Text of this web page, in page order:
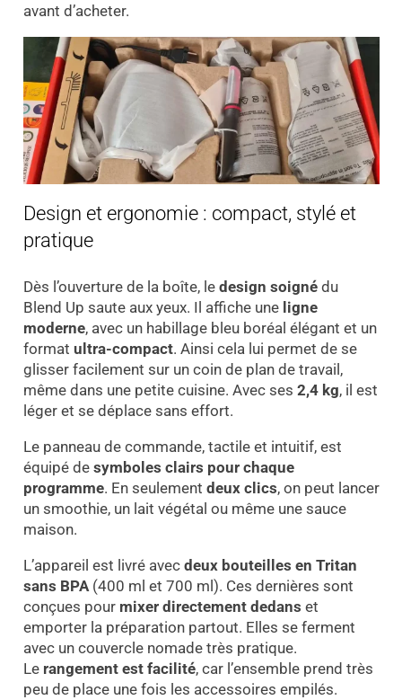
avant d’acheter.
Design et ergonomie : compact, stylé et
pratique
Dès l’ouverture de la boîte, le design soignédu
Blend Up saute aux yeux. Il affiche une ligne
moderne, avec un habillage bleu boréal élégant et un
format ultra-compact. Ainsi cela lui permet de se
glisser facilement sur un coin de plan de travail,
même dans une petite cuisine. Avec ses 2,4 kg, il est
léger et se déplace sans effort.
Le panneau de commande, tactile et intuitif, est
équipé de symboles clairs pour chaque
programme. En seulement deux clics, on peut lancer
un smoothie, un lait végétal ou même une sauce
maison.
L’appareil est livré avec deux bouteilles en Tritan
sans BPA(400 ml et 700 ml). Ces dernières sont
conçues pour mixer directement dedans et
emporter la préparation partout. Elles se ferment
avec un couvercle nomade très pratique.
Le rangement est facilité, car l’ensemble prend très
peu de place une fois les accessoires empilés.